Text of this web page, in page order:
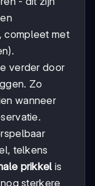
compleet met
verder door
Zo
wanneer
telkens
prikkel is
sterkere